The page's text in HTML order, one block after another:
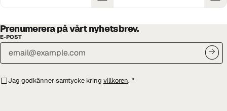
Prenumerera på vårt nyhetsbrev.
E-POST
Jag godkänner samtycke kring villkoren. *